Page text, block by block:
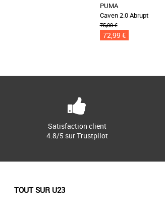
PUMA
Caven 2.0 Abrupt
75,00 €
72,99 €
Satisfaction client
4.8/5 sur Trustpilot
TOUT SUR U23